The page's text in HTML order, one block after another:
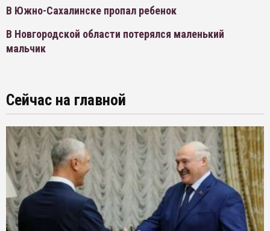
В Южно-Сахалинске пропал ребенок
В Новгородской области потерялся маленький
мальчик
Сейчас на главной